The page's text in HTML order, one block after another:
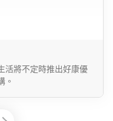
活將不定時推出好康優
。